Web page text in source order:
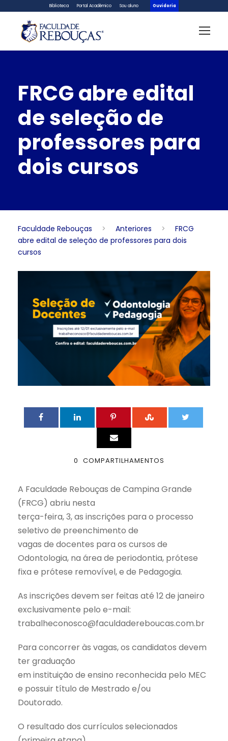
Biblioteca Portal Acadêmico Sou aluno Ouvidoria
FRCG abre edital
de seleção de
professores para
dois cursos
Faculdade Rebouças > Anteriores >
FRCG
abre edital de seleção de professores para dois
cursos
0 COMPARTILHAMENTOS
A Faculdade Rebouças de Campina Grande
(FRCG) abriu nesta
terça-feira, 3, as inscrições para o processo
seletivo de preenchimento de
vagas de docentes para os cursos de
Odontologia, na área de periodontia, prótese
fixa e prótese removível, e de Pedagogia.
As inscrições devem ser feitas até 12 de janeiro
exclusivamente pelo e-mail:
trabalheconosco@faculdadereboucas.com.br
Para concorrer às vagas, os candidatos devem
ter graduação
em instituição de ensino reconhecida pelo MEC
e possuir título de Mestrado e/ou
Doutorado.
O resultado dos currículos selecionados